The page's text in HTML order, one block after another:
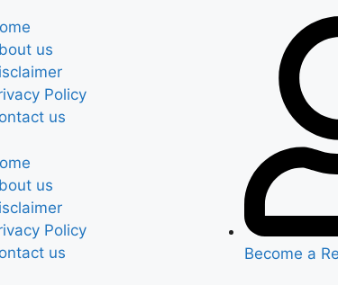
us
Policy
us
us
Policy
us
Become a